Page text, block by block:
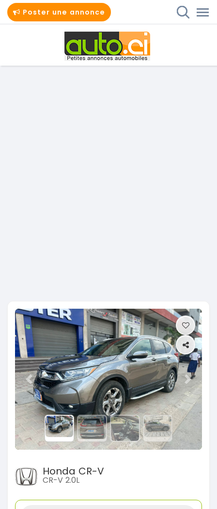
Poster une annonce
Previous Next
Honda CR-V
CR-V 2.0L